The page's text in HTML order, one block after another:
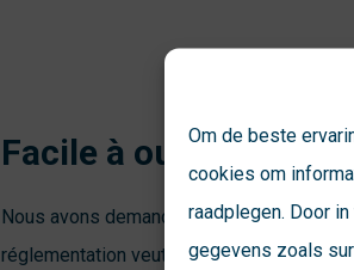
Om de beste
cookies om
raadplegen. Door
gegevens zoals
Facile à ouvrir par le
Nous avons demandé à Jurjen de Jong,
réglementation veut que vous ne